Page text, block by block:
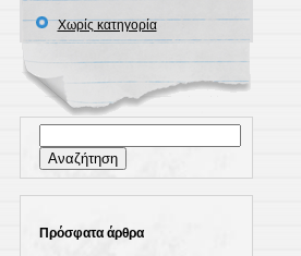
Χωρίς κατηγορία
για:
Πρόσφατα άρθρα